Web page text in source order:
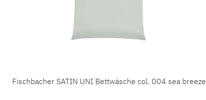
Fischbacher SATIN UNI Bettwäsche col. 004 sea breeze